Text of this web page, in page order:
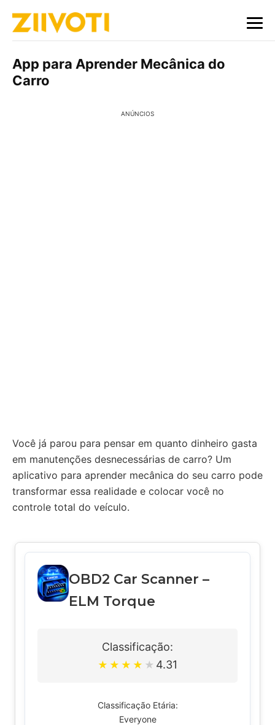
App para Aprender Mecânica do
Carro
ANÚNCIOS
Você já parou para pensar em quanto dinheiro gasta
em manutenções desnecessárias de carro? Um
aplicativo para aprender mecânica do seu carro pode
transformar essa realidade e colocar você no
controle total do veículo.
OBD2 Car Scanner –
ELM Torque
Classificação:
★ ★ ★ ★ ★ 4.31
Classificação Etária:
Everyone